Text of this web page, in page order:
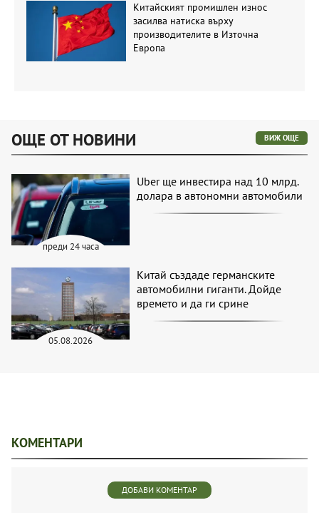
Китайският промишлен износ
засилва натиска върху
производителите в Източна
Европа
ОЩЕ ОТ НОВИНИ ВИЖ ОЩЕ
преди 24 часа
Uber ще инвестира над 10 млрд.
долара в автономни автомобили
05.08.2026
Китай създаде германските
автомобилни гиганти. Дойде
времето и да ги срине
КОМЕНТАРИ
ДОБАВИ КОМЕНТАР